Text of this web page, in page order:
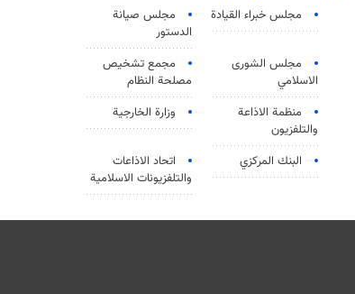
مجلس خبراء القيادة
مجلس صيانة
الدستور
مجلس الشورى
الاسلامي
مجمع تشخيص
مصلحة النظام
منظمة الاذاعة
والتلفزیون
وزارة الخارجية
البنك المركزي
اتحاد الاذاعات
والتلفزيونات الاسلامية